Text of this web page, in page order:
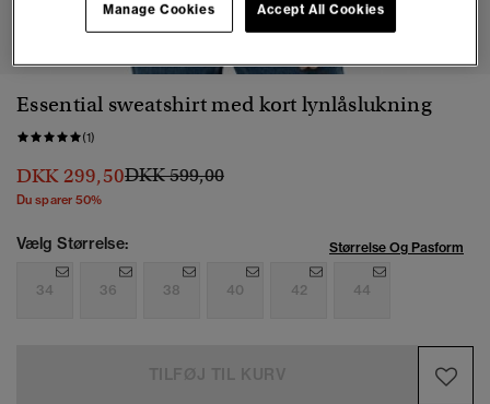
1 2 3 5 6 7
Essential sweatshirt med kort lynlåslukning
(1)
DKK 299,50Pris nedsat fra
DKK 599,00til
Du sparer 50%
Vælg Størrelse: Størrelse Og Pasform
34 36 38 40 42 44
Accept All Cookies
Manage Cookies